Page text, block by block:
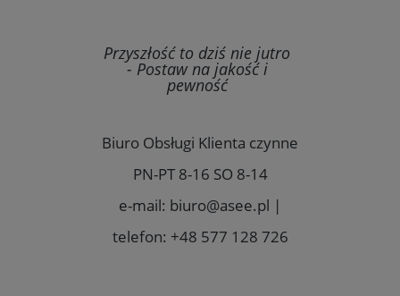
Przyszłość to dziś nie jutro
- Postaw na jakość i
pewność
Biuro Obsługi Klienta czynne
PN-PT 8-16 SO 8-14
e-mail: biuro@asee.pl |
telefon: +48 577 128 726